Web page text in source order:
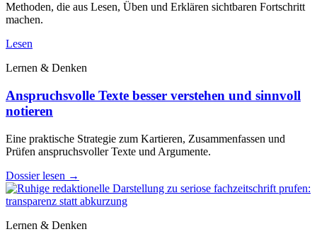
Methoden, die aus Lesen, Üben und Erklären sichtbaren Fortschritt
machen.
Lesen
Lernen & Denken
Anspruchsvolle Texte besser verstehen und sinnvoll
notieren
Eine praktische Strategie zum Kartieren, Zusammenfassen und
Prüfen anspruchsvoller Texte und Argumente.
Dossier lesen →
Lernen & Denken